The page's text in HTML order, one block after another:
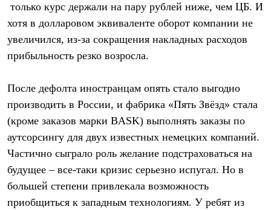
только курс держали на пару рублей ниже, чем ЦБ. И
хотя в долларовом эквиваленте оборот компании не
увеличился, из-за сокращения накладных расходов
прибыльность резко возросла.
После дефолта иностранцам опять стало выгодно
производить в России, и фабрика «Пять Звёзд» стала
(кроме заказов марки BASK) выполнять заказы по
аутсорсингу для двух известных немецких компаний.
Частично сыграло роль желание подстраховаться на
будущее – все-таки кризис серьезно испугал. Но в
большей степени привлекала возможность
приобщиться к западным технологиям. У ребят из